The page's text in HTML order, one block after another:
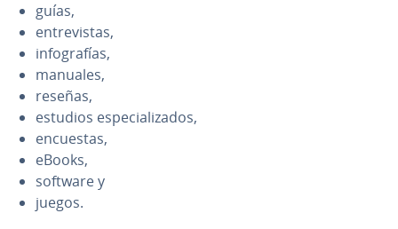
guías,
en­tre­vi­s­tas,
in­fo­gra­fías,
manuales,
reseñas,
estudios es­pe­cia­li­za­dos,
encuestas,
eBooks,
software y
juegos.